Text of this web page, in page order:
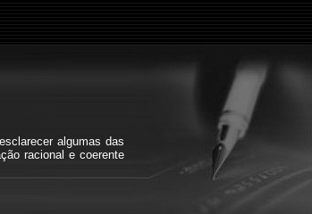
algumas das
racional e coerente